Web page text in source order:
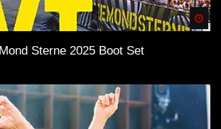
Sterne 2025 Boot Set